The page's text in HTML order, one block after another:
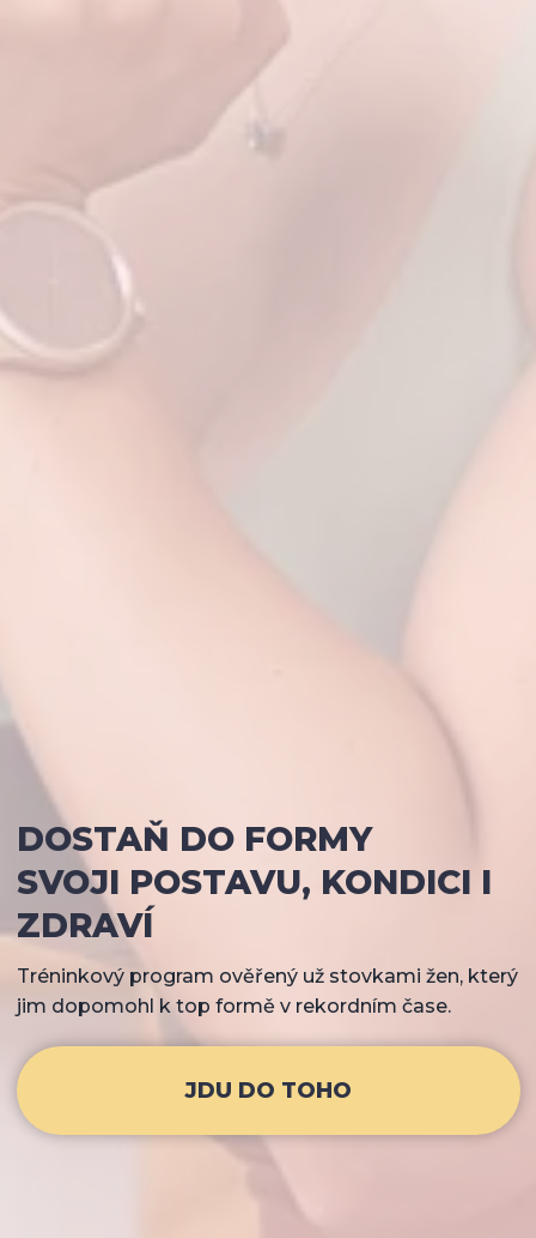
DOSTAŇ DO FORMY
SVOJI POSTAVU, KONDICI I
ZDRAVÍ
Tréninkový program ověřený už stovkami žen, který
jim dopomohl k top formě v rekordním čase.
JDU DO TOHO